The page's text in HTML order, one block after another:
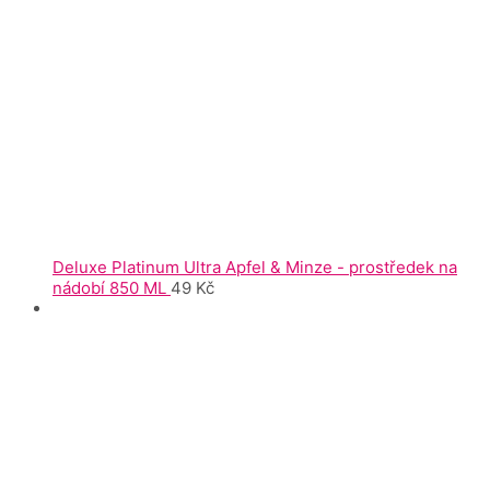
Deluxe Platinum Ultra Apfel & Minze - prostředek na
nádobí 850 ML 49 Kč